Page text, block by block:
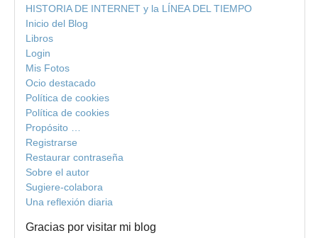
HISTORIA DE INTERNET y la LÍNEA DEL TIEMPO
Inicio del Blog
Libros
Login
Mis Fotos
Ocio destacado
Política de cookies
Política de cookies
Propósito …
Registrarse
Restaurar contraseña
Sobre el autor
Sugiere-colabora
Una reflexión diaria
Gracias por visitar mi blog